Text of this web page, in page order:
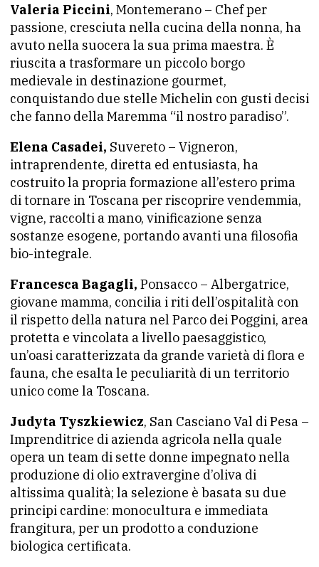
Valeria Piccini, Montemerano – Chef per
passione, cresciuta nella cucina della nonna, ha
avuto nella suocera la sua prima maestra. È
riuscita a trasformare un piccolo borgo
medievale in destinazione gourmet,
conquistando due stelle Michelin con gusti decisi
che fanno della Maremma “il nostro paradiso”.
Elena Casadei, Suvereto – Vigneron,
intraprendente, diretta ed entusiasta, ha
costruito la propria formazione all’estero prima
di tornare in Toscana per riscoprire vendemmia,
vigne, raccolti a mano, vinificazione senza
sostanze esogene, portando avanti una filosofia
bio-integrale.
Francesca Bagagli, Ponsacco – Albergatrice,
giovane mamma, concilia i riti dell’ospitalità con
il rispetto della natura nel Parco dei Poggini, area
protetta e vincolata a livello paesaggistico,
un’oasi caratterizzata da grande varietà di flora e
fauna, che esalta le peculiarità di un territorio
unico come la Toscana.
Judyta Tyszkiewicz, San Casciano Val di Pesa –
Imprenditrice di azienda agricola nella quale
opera un team di sette donne impegnato nella
produzione di olio extravergine d’oliva di
altissima qualità; la selezione è basata su due
principi cardine: monocultura e immediata
frangitura, per un prodotto a conduzione
biologica certificata.